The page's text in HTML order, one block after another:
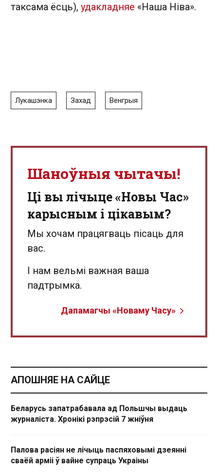
таксама ёсць), удакладняе «Наша Ніва» .
Лукашэнка Захад Венгрыя
Шаноўныя чытачы!
Ці вы лічыце «Новы Час»
карысным і цікавым?
Мы хочам працягваць пісаць для
вас.
І нам вельмі важная ваша
падтрымка.
Дапамагчы «Новаму Часу»
АПОШНЯЕ НА САЙЦЕ
Беларусь запатрабавала ад Польшчы выдаць
журналіста. Хронікі рэпрэсій 7 жніўня
Палова расіян не лічыць паспяховымі дзеянні
сваёй арміі ў вайне супраць Украіны